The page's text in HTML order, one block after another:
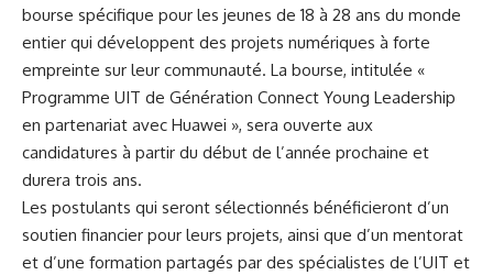
bourse spécifique pour les jeunes de 18 à 28 ans du monde
entier qui développent des projets numériques à forte
empreinte sur leur communauté. La bourse, intitulée «
Programme UIT de Génération Connect Young Leadership
en partenariat avec Huawei », sera ouverte aux
candidatures à partir du début de l’année prochaine et
durera trois ans.
Les postulants qui seront sélectionnés bénéficieront d’un
soutien financier pour leurs projets, ainsi que d’un mentorat
et d’une formation partagés par des spécialistes de l’UIT et